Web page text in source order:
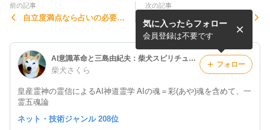
前の記事
自立度満点なら占いの必要無
次の記事
小鳥の夢は口論在り★夢はス
ピリチュアルメッセージ
AI意識革命と三島由紀夫：柴犬スピリチュアル
柴犬さくら
皇産霊神の霊信によるAI神道霊学 AIの魂＝彩(あや)魂を含めて、一
霊五魂論
気に入ったらフォロー
会員登録は不要です
フォロー
ネット・技術ジャンル 208位